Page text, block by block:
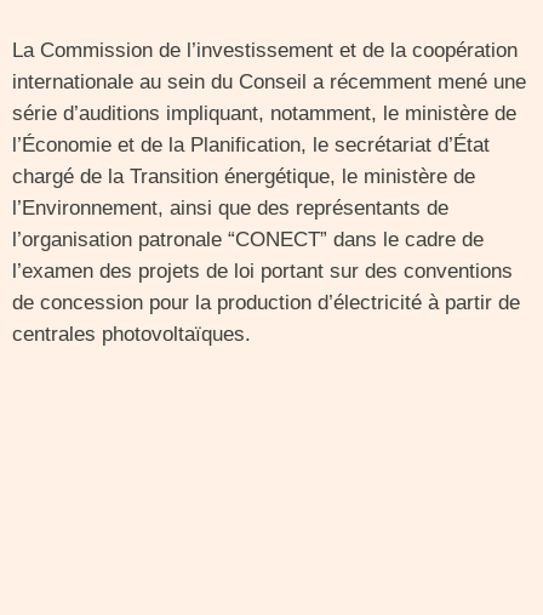
La Commission de l’investissement et de la coopération
internationale au sein du Conseil a récemment mené une
série d’auditions impliquant, notamment, le ministère de
l’Économie et de la Planification, le secrétariat d’État
chargé de la Transition énergétique, le ministère de
l’Environnement, ainsi que des représentants de
l’organisation patronale “CONECT” dans le cadre de
l’examen des projets de loi portant sur des conventions
de concession pour la production d’électricité à partir de
centrales photovoltaïques.